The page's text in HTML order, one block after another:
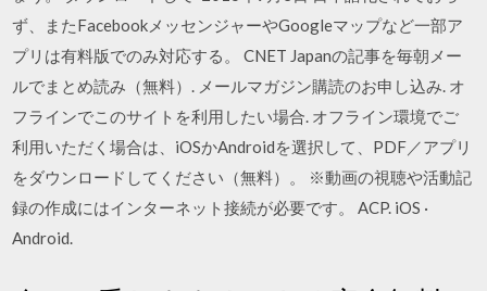
ず、またFacebookメッセンジャーやGoogleマップなど一部ア
プリは有料版でのみ対応する。 CNET Japanの記事を毎朝メー
ルでまとめ読み（無料）. メールマガジン購読のお申し込み. オ
フラインでこのサイトを利用したい場合. オフライン環境でご
利用いただく場合は、iOSかAndroidを選択して、PDF／アプリ
をダウンロードしてください（無料）。 ※動画の視聴や活動記
録の作成にはインターネット接続が必要です。 ACP. iOS ·
Android.